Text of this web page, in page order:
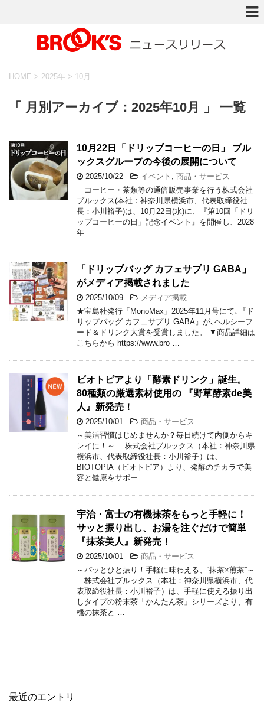
HOME > 2025年 > 10月
「 月別アーカイブ：2025年10月 」 一覧
10月22日「ドリップコーヒーの日」 ブル
ックスグループの今後の展開について
2025/10/22 -イベント
商品・サービス
コーヒー・茶類等の通信販売事業を行う株式会社
ブルックス(本社：神奈川県横浜市、代表取締役社
長：小川裕子)は、10月22日(水)に、『第10回「ドリ
ップコーヒーの日」記念イベント』を開催し、2028
年 …
「ドリップバッグ カフェサプリ GABA」
がメディア掲載されました
2025/10/09 - メディア掲載
★宝島社発行「MonoMax」2025年11月号にて､『ド
リップバッグ カフェサプリ GABA』が､ヘルシーフ
ード＆ドリンク大賞を受賞しました。 ▼商品詳細は
こちらから https://www.bro …
ビオトピアより「酵素ドリンク」誕生。
80種類の厳選素材使用の 『野草酵素de美
人』新発売！
2025/10/01 -商品・サービス
～美活習慣はじめませんか？毎日続けて内側からキ
レイに！～ 株式会社ブルックス（本社：神奈川県
横浜市、代表取締役社長：小川裕子）は、
BIOTOPIA（ビオトピア）より、発酵のチカラで美
容と健康をサポー …
宇治・富士の有機抹茶をもっと手軽に！
サッと振り出し、お湯を注ぐだけで簡単
『抹茶美人』新発売！
2025/10/01 -商品・サービス
～パッとひと振り！手軽に味わえる、“抹茶×煎茶”～
株式会社ブルックス（本社：神奈川県横浜市、代
表取締役社長：小川裕子）は、手軽に使える振り出
しタイプの粉末茶「かんたん茶」シリーズより、有
機の抹茶と …
最近のエントリ